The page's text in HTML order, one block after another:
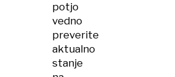
potjo
vedno
preverite
aktualno
stanje